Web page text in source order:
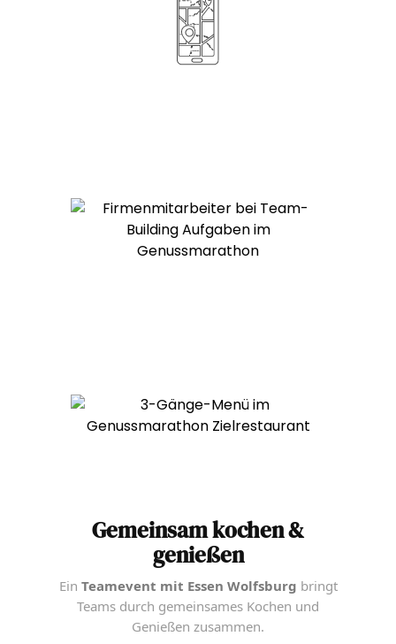
Gemeinsam kochen &
genießen
Ein Teamevent mit Essen Wolfsburg bringt
Teams durch gemeinsames Kochen und
Genießen zusammen.